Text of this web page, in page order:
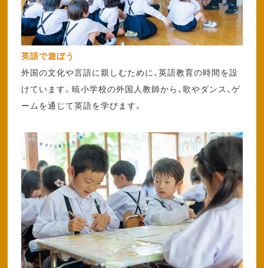
英語で遊ぼう
外国の文化や言語に親しむために、英語教育の時間を設
けています。暁小学校の外国人教師から、歌やダンス、ゲ
ームを通じて英語を学びます。